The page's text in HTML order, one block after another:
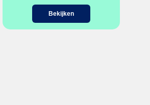
Bekijken